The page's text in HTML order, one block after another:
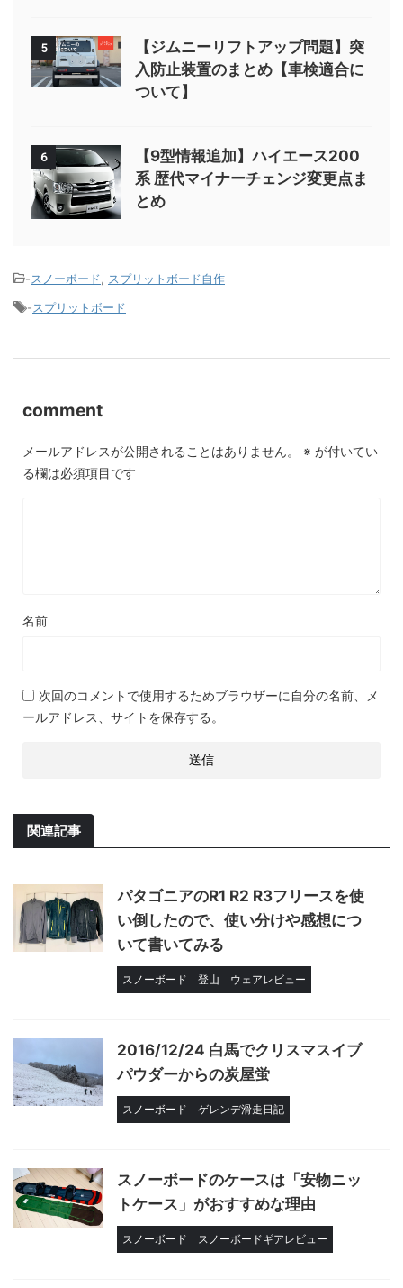
5
【ジムニーリフトアップ問題】突
入防止装置のまとめ【車検適合に
ついて】
6
【9型情報追加】ハイエース200
系 歴代マイナーチェンジ変更点ま
とめ
-スノーボード
スプリットボード自作
-スプリットボード
comment
メールアドレスが公開されることはありません。 ※ が付いてい
る欄は必須項目です
名前
次回のコメントで使用するためブラウザーに自分の名前、メ
ールアドレス、サイトを保存する。
関連記事
パタゴニアのR1 R2 R3フリースを使
い倒したので、使い分けや感想につ
いて書いてみる
スノーボード 登山 ウェアレビュー
2016/12/24 白馬でクリスマスイブ
パウダーからの炭屋蛍
スノーボード ゲレンデ滑走日記
スノーボードのケースは「安物ニッ
トケース」がおすすめな理由
スノーボード スノーボードギアレビュー